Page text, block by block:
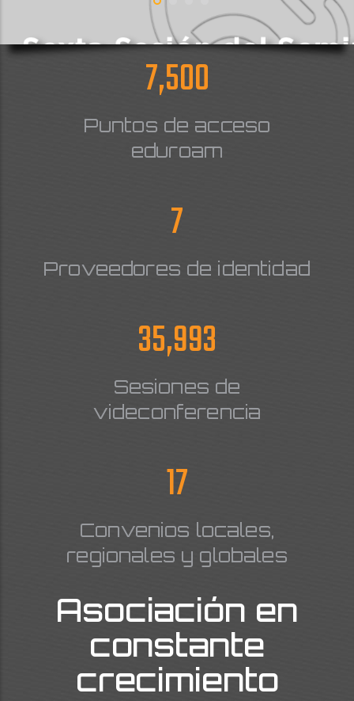
7,500
Puntos de acceso
eduroam
7
Proveedores de identidad
37,680
Sesiones de
videconferencia
18
Convenios locales,
regionales y globales
Asociación en
constante
crecimiento